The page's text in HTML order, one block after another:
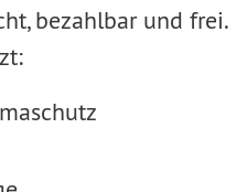
bezahlbar und frei.